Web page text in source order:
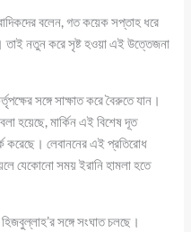
বলেন, গত কয়েক সপ্তাহ ধরে
নতুন করে সৃষ্ট হওয়া এই উত্তেজনা
সঙ্গে সাক্ষাত করে বৈরুতে যান।
হয়েছে, মার্কিন এই বিশেষ দূত
করেছে। লেবাননের এই প্রতিরোধ
যেকোনো সময় ইরানি হামলা হতে
সঙ্গে সংঘাত চলছে।